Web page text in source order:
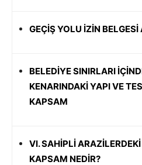
GEÇİŞ YOLU İZİN
BELEDİYE SINIRLARI
KENARINDAKİ YAPI VE
KAPSAM
VI. SAHİPLİ
KAPSAM NEDİR?